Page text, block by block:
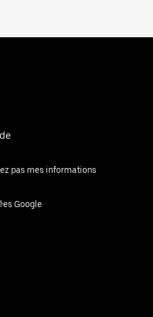
pas mes informations
Google